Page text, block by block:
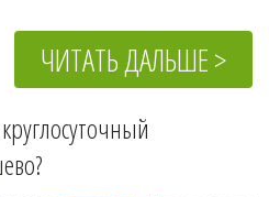
ЧИТАТЬ ДАЛЬШЕ >
?